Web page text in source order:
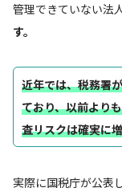
管理できていない法
す。
近年では、税務署
ており、以前より
査リスクは確実に
実際に国税庁が公表